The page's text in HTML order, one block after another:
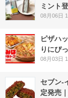
ミント
08月06日
ピザハ
りにぴ
08月03日
セブン-
定発売